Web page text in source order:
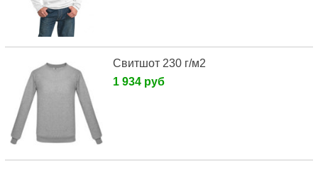
Свитшот 230 г/м2
1 934 руб